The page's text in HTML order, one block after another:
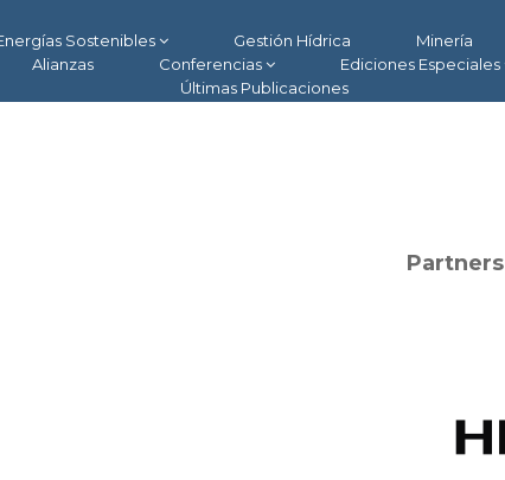
Sostenibles Gestión Hídrica Minería
Alianzas Conferencias Ediciones Especiales
Últimas Publicaciones
Partners